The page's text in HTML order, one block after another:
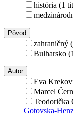
história (1
Pôvod
zahraničný
Bulharsko
Autor
Eva
Marcel
Teodorička
Gotovska-